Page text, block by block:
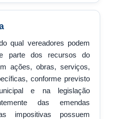
qual vereadores podem
parte dos recursos do
ações, obras, serviços,
conforme previsto
e na legislação
das emendas
impositivas possuem